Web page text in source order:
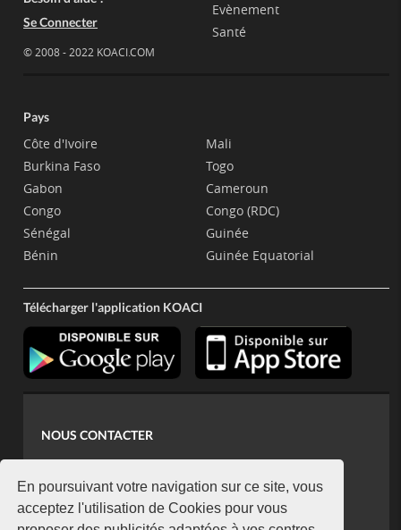
En poursuivant votre navigation sur ce site, vous
acceptez l'utilisation de Cookies pour vous
Se Connecter
© 2008 - 2022 KOACI.COM
Evènement
Santé
Pays
Côte d'Ivoire
Burkina Faso
Gabon
Congo
Sénégal
Bénin
Mali
Togo
Cameroun
Congo (RDC)
Guinée
Guinée Equatorial
Télécharger l'application KOACI
NOUS CONTACTER
koaci@yahoo.fr
+225 07 08 85 52 93